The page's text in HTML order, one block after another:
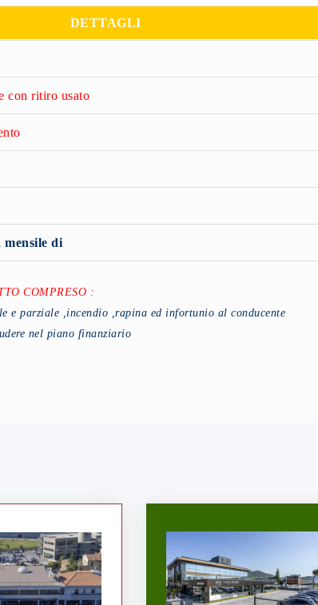
DETTAGLI
con ritiro usato
mensile di
COMPRESO :
e parziale ,incendio ,rapina ed infortunio al conducente
nel piano finanziario